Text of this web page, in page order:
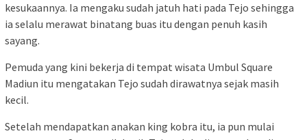
kesukaannya. Ia mengaku sudah jatuh hati pada Tejo sehingga
ia selalu merawat binatang buas itu dengan penuh kasih
sayang.
Pemuda yang kini bekerja di tempat wisata Umbul Square
Madiun itu mengatakan Tejo sudah dirawatnya sejak masih
kecil.
Setelah mendapatkan anakan king kobra itu, ia pun mulai